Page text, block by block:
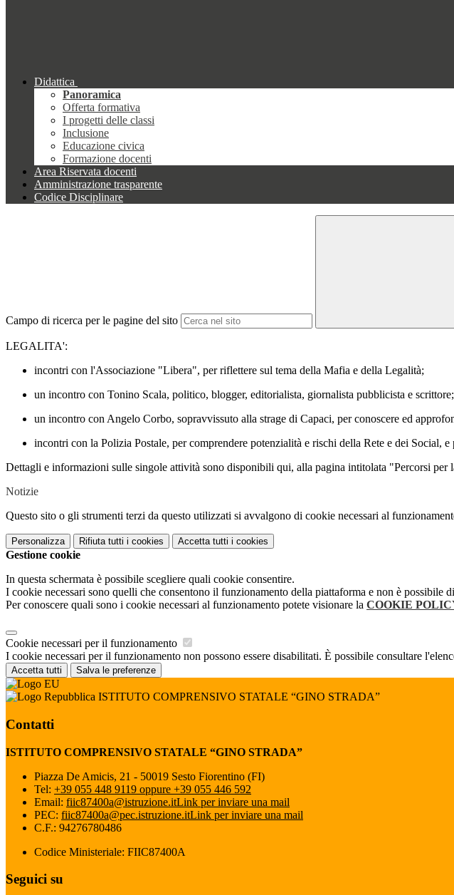
Didattica
Panoramica
Offerta formativa
I progetti delle classi
Inclusione
Educazione civica
Formazione docenti
Area Riservata docenti
Amministrazione trasparente
Codice Disciplinare
Campo di ricerca per le pagine del sito
LEGALITA':
incontri con l'Associazione "Libera", per riflettere sul tema della Mafia e della Legalità;
un incontro con Tonino Scala, politico, blogger, editorialista, giornalista pubblicista e scrittore;
un incontro con Angelo Corbo, sopravvissuto alla strage di Capaci, per conoscere ed
incontri con la Polizia Postale, per comprendere potenzialità e rischi della Rete e dei Social, e
Dettagli e informazioni sulle singole attività sono disponibili qui, alla pagina intitolata "Percorsi
Notizie
Questo sito o gli strumenti terzi da questo utilizzati si avvalgono di cookie necessari al
Personalizza Rifiuta tutti i cookies Accetta tutti i cookies
Gestione cookie
In questa schermata è possibile scegliere quali cookie consentire.
I cookie necessari sono quelli che consentono il funzionamento della piattaforma e non è possibile
Per conoscere quali sono i cookie necessari al funzionamento potete visionare la COOKIE
Cookie necessari per il funzionamento
I cookie necessari per il funzionamento non possono essere disabilitati. È possibile consultare
Accetta tutti Salva le preferenze
ISTITUTO COMPRENSIVO STATALE “GINO STRADA”
Contatti
ISTITUTO COMPRENSIVO STATALE “GINO STRADA”
Piazza De Amicis, 21 - 50019 Sesto Fiorentino (FI)
Tel: +39 055 448 9119 oppure +39 055 446 592
Email: fiic87400a@istruzione.itLink per inviare una mail
PEC: fiic87400a@pec.istruzione.itLink per inviare una mail
C.F.: 94276780486
Codice Ministeriale: FIIC87400A
Seguici su